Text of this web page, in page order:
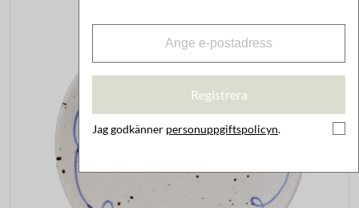
Registrera
Jag godkänner personuppgiftspolicyn.